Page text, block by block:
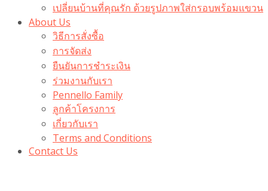
เปลี่ยนบ้านที่คุณรัก ด้วยรูปภาพใส่กรอบพร้อมแขวน​
About Us
วิธีการสั่งซื้อ
การจัดส่ง
ยืนยันการชำระเงิน
ร่วมงานกับเรา
Pennello Family
ลูกค้าโครงการ
เกี่ยวกับเรา
Terms and Conditions
Contact Us